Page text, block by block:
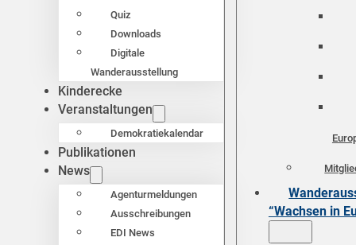
Quiz
Downloads
Digitale
Wanderausstellung
Kinderecke
Veranstaltungen
Demokratiekalendar
Publikationen
News
Agenturmeldungen
Ausschreibungen
EDI News
“Wachsen in